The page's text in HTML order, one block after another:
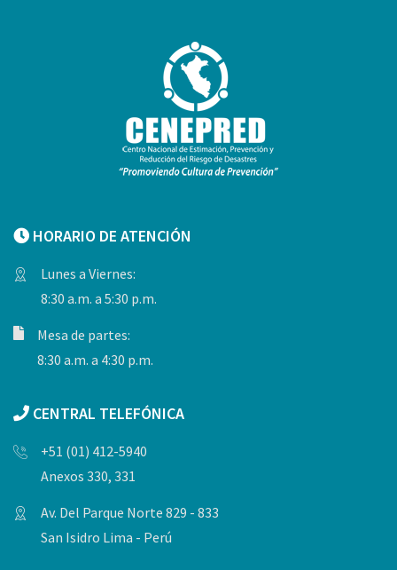
HORARIO DE ATENCIÓN
Lunes a Viernes:
8:30 a.m. a 5:30 p.m.
Mesa de partes:
8:30 a.m. a 4:30 p.m.
CENTRAL TELEFÓNICA
+51 (01) 412-5940
Anexos 330, 331
Av. Del Parque Norte 829 - 833
San Isidro Lima - Perú